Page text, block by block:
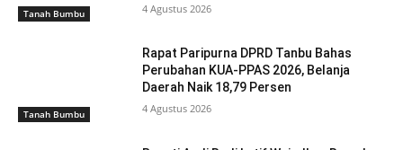
Tanah Bumbu 4 Agustus 2026
Tanah Bumbu
Rapat Paripurna DPRD Tanbu Bahas
Perubahan KUA-PPAS 2026, Belanja
Daerah Naik 18,79 Persen
4 Agustus 2026